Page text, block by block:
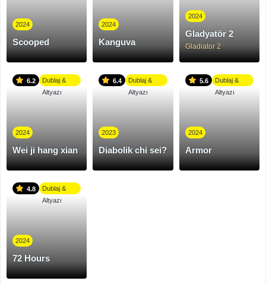
2024
Scooped
2024
Kanguva
2024
Gladyatör 2
Gladiator 2
6.2
Dublaj &
Altyazı
2024
Wei ji hang xian
6.4
Dublaj &
Altyazı
2023
Diabolik chi sei?
5.6
Dublaj &
Altyazı
2024
Armor
4.8
Dublaj &
Altyazı
2024
72 Hours